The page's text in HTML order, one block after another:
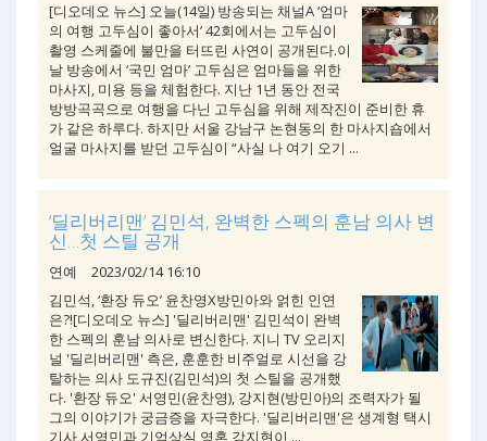
[디오데오 뉴스] 오늘(14일) 방송되는 채널A ‘엄마
의 여행 고두심이 좋아서’ 42회에서는 고두심이
촬영 스케줄에 불만을 터뜨린 사연이 공개된다.이
날 방송에서 ‘국민 엄마’ 고두심은 엄마들을 위한
마사지, 미용 등을 체험한다. 지난 1년 동안 전국
방방곡곡으로 여행을 다닌 고두심을 위해 제작진이 준비한 휴
가 같은 하루다. 하지만 서울 강남구 논현동의 한 마사지숍에서
얼굴 마사지를 받던 고두심이 “사실 나 여기 오기 ...
‘딜리버리맨’ 김민석, 완벽한 스펙의 훈남 의사 변
신…첫 스틸 공개
연예
2023/02/14 16:10
김민석, ‘환장 듀오’ 윤찬영X방민아와 얽힌 인연
은?![디오데오 뉴스] '딜리버리맨' 김민석이 완벽
한 스펙의 훈남 의사로 변신한다. 지니 TV 오리지
널 '딜리버리맨' 측은, 훈훈한 비주얼로 시선을 강
탈하는 의사 도규진(김민석)의 첫 스틸을 공개했
다. '환장 듀오' 서영민(윤찬영), 강지현(방민아)의 조력자가 될
그의 이야기가 궁금증을 자극한다. '딜리버리맨'은 생계형 택시
기사 서영민과 기억상실 영혼 강지현이 ...